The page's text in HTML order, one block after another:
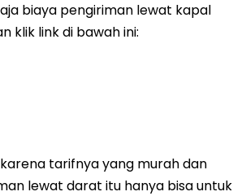
biaya pengiriman lewat kapal
klik link di bawah ini:
tarifnya yang murah dan
lewat darat itu hanya bisa untuk